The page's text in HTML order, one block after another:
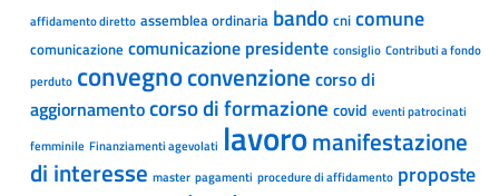
affidamento diretto assemblea ordinaria bando cni comune
comunicazione comunicazione presidente consiglio Contributi a fondo
perduto convegnoconvenzione corso di
aggiornamentocorso di formazione covid eventi patrocinati
femminile Finanziamenti agevolati lavoromanifestazione
di interesse master pagamenti procedure di affidamento proposte